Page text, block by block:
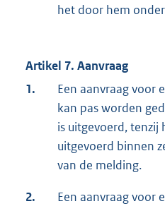
het door hem
Artikel 7. Aanvraag
1.
Een aanvraag voor
kan pas worden
is uitgevoerd, tenzij
uitgevoerd binnen
van de melding.
2.
Een aanvraag voor